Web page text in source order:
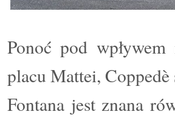
Ponoć pod
placu Mattei, Coppedè
Fontana jest znana